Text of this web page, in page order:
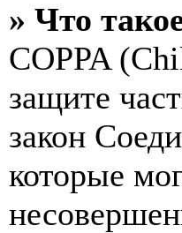
» Что
COPPA
защите
закон
которые